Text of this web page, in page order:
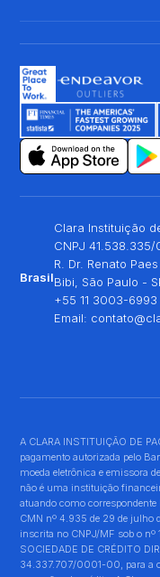
Brasil
Clara Instituição
CNPJ
R. Dr. Renato
Bibi, São Paulo -
+55 11 3003-6993
Email:
A CLARA INSTITUIÇÃO DE
pagamento autorizada pelo
moeda eletrônica e emissora
não é uma instituição
atuando como
CMN nº 4.935 de 29 de julho
inscrita no CNPJ/MF sob o
SOCIEDADE DE CRÉDITO
34.337.707/0001-00, para a